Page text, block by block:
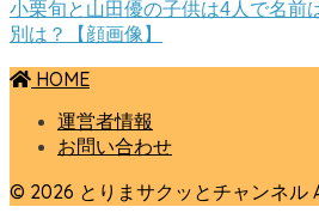
小栗旬と山田優の子供は4人で名前
別は？【顔画像】
HOME
運営者情報
お問い合わせ
© 2026 とりまサクッとチャンネル